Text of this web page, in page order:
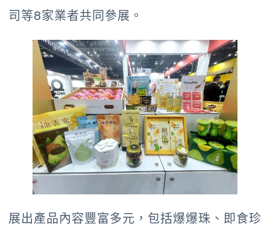
司等8家業者共同參展。
展出產品內容豐富多元，包括爆爆珠、即食珍